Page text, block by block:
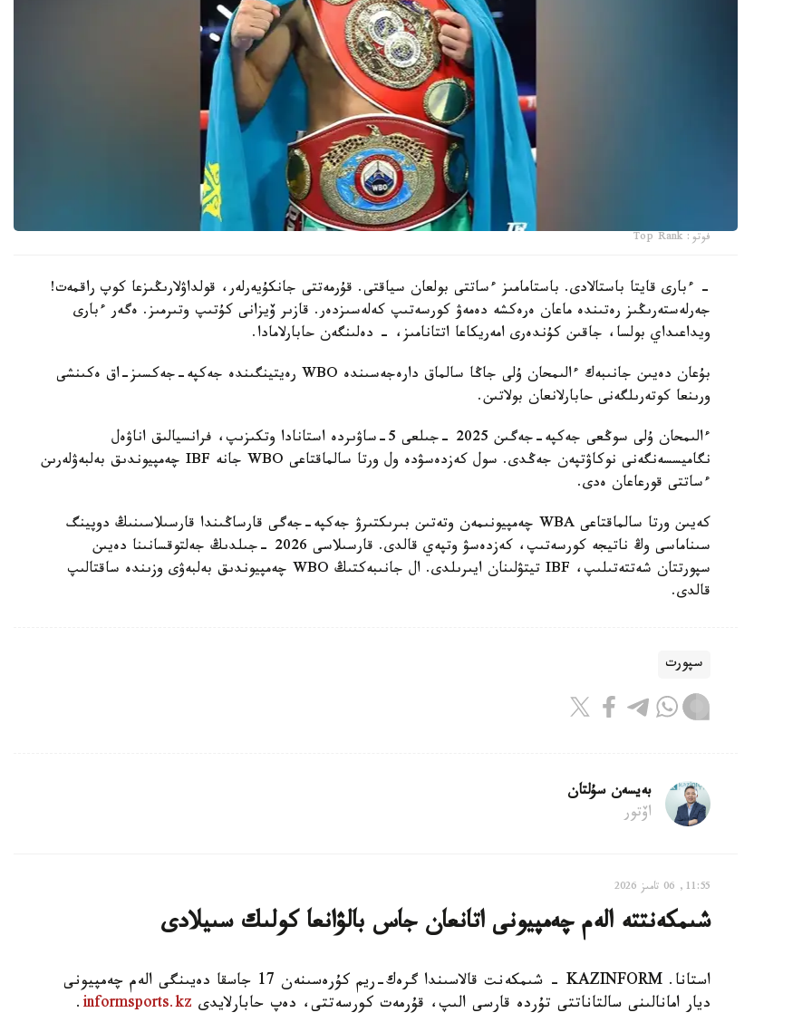
فوتو: Top Rank
- ءبارى قايتا باستالادى. باستامامىز ءساتتى بولعان سياقتى. قۇرمەتتى جانكۇيەرلەر، قولداۋلارىڭىزعا كوپ راقمەت!
جەرلەستەرىڭىز رەتىندە ماعان ەرەكشە دەمەۋ كورسەتىپ كەلەسىزدەر. قازىر ۆيزانى كۇتىپ وتىرمىز. ەگەر ءبارى
ويداعىداي بولسا، جاقىن كۇندەرى امەريكاعا اتتانامىز، - دەلىنگەن حابارلامادا.
بۇعان دەيىن جانىبەك ءالىمحان ۇلى جاڭا سالماق دارەجەسىندە WBO رەيتينگىندە جەكپە-جەكسىز-اق ەكىنشى
ورىنعا كوتەرىلگەنى حابارلانعان بولاتىن.
ءالىمحان ۇلى سوڭعى جەكپە-جەگىن 2025 -جىلعى 5-ساۋىردە استانادا وتكىزىپ، فرانسيالىق اناۋەل
نگاميسسەنگەنى نوكاۋتپەن جەڭدى. سول كەزدەسۋدە ول ورتا سالماقتاعى WBO جانە IBF چەمپيوندىق بەلبەۋلەرىن
ءساتتى قورعاعان ەدى.
كەيىن ورتا سالماقتاعى WBA چەمپيونىمەن وتەتىن بىرىكتىرۋ جەكپە-جەگى قارساڭىندا قارسىلاسىنىڭ دوپينگ
سىناماسى وڭ ناتيجە كورسەتىپ، كەزدەسۋ وتپەي قالدى. قارسىلاسى 2026 -جىلدىڭ جەلتوقسانىنا دەيىن
سپورتتان شەتتەتىلىپ، IBF تيتۋلىنان ايىرىلدى. ال جانىبەكتىڭ WBO چەمپيوندىق بەلبەۋى وزىندە ساقتالىپ
قالدى.
سپورت
بەيسەن سۇلتان
اۆتور
11:55, 06 تامىز 2026
شىمكەنتتە الەم چەمپيونى اتانعان جاس بالۋانعا كولىك سىيلادى
استانا. KAZINFORM - شىمكەنت قالاسىندا گرەك-ريم كۇرەسىنەن 17 جاسقا دەيىنگى الەم چەمپيونى
ديار امانالىنى سالتاناتتى تۇردە قارسى الىپ، قۇرمەت كورسەتتى، دەپ حابارلايدى informsports.kz
.